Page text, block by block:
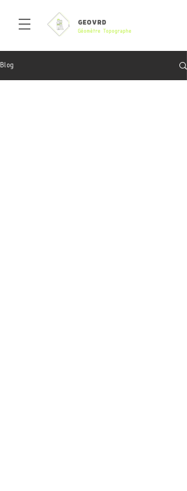
GEOVRD
Géomètre Topographe
Blog